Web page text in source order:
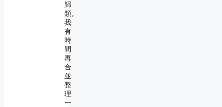
歸
類。
我
有
時
間
再
合
並
整
理
一